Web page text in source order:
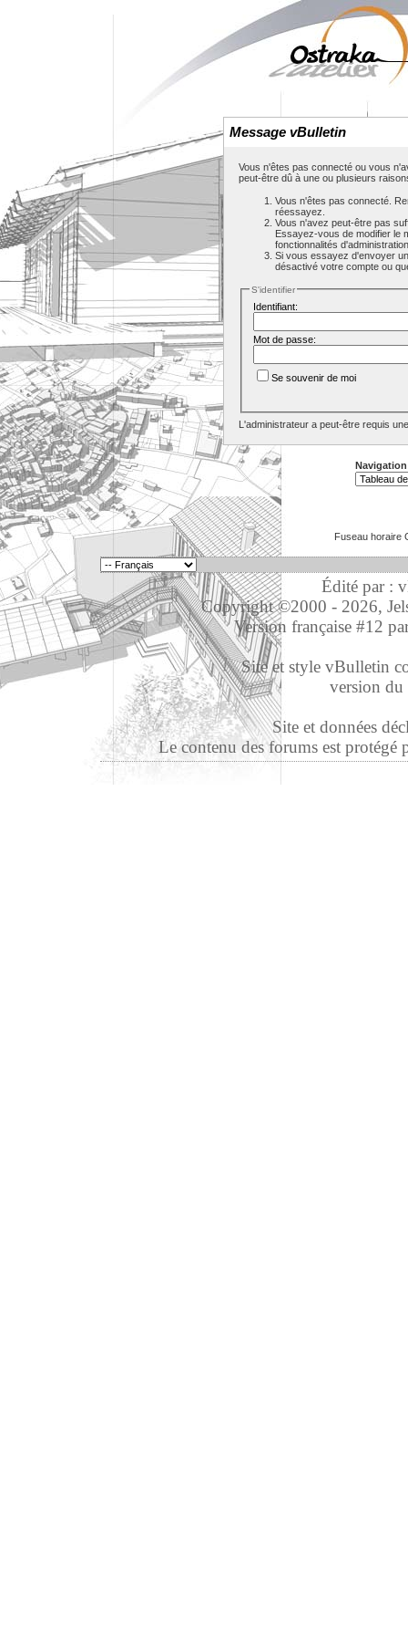
Message vBulletin
Vous n'êtes pas connecté ou vous
peut-être dû à une ou plusieurs
Vous n'êtes pas connecté.
réessayez.
Vous n'avez peut-être pas
Essayez-vous de modifier le
fonctionnalités
Si vous essayez d'envoyer
désactivé votre compte ou
S'identifier
Identifiant:
Mot de passe:
Se souvenir de moi
L'administrateur a peut-être requis
Fuseau horaire
Édité par :
Copyright ©2000 - 2026,
Version française #12
Site et style vBulletin
version
Site et données
Le contenu des forums est protégé